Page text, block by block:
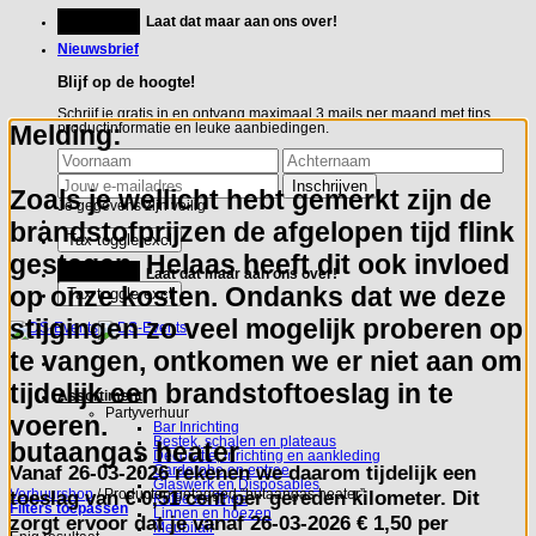
inhoud
Laat dat maar aan ons over!
Nieuwsbrief
Blijf op de hoogte!
Schrijf je gratis in en ontvang maximaal 3 mails per maand met tips,
productinformatie en leuke aanbiedingen.
Je gegevens zijn veilig
Laat dat maar aan ons over!
Assortiment
Partyverhuur
Bar Inrichting
Bestek, schalen en plateaus
Decoratie, inrichting en aankleding
Garderobe en entree
Glaswerk en Disposables
Koffie en Thee
Linnen en hoezen
Meubilair
butaangas heater
Verhuurshop /Producten getagged “butaangas heater”
Filters toepassen
Melding:
Zoals je wellicht hebt gemerkt zijn de
brandstofprijzen de afgelopen tijd flink
gestegen. Helaas heeft dit ook invloed
op onze kosten. Ondanks dat we deze
stijgingen zo veel mogelijk proberen op
te vangen, ontkomen we er niet aan om
tijdelijk een brandstoftoeslag in te
voeren.
Vanaf 26-03-2026rekenen we daarom tijdelijk een
toeslag van€ 0,51 cent per gereden kilometer. Dit
zorgt ervoor dat je vanaf 26-03-2026 € 1,50 per